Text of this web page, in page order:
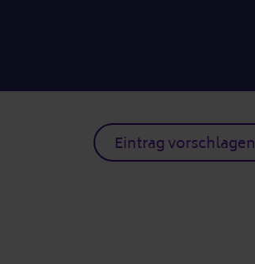
Eintrag vorschlagen